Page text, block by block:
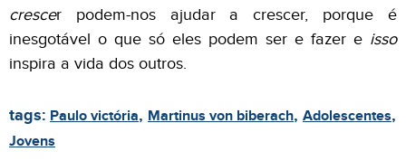
crescer podem-nos ajudar a crescer, porque é
inesgotável o que só eles podem ser e fazer e isso
inspira a vida dos outros.
tags: Paulo victória, Martinus von biberach, Adolescentes,
Jovens